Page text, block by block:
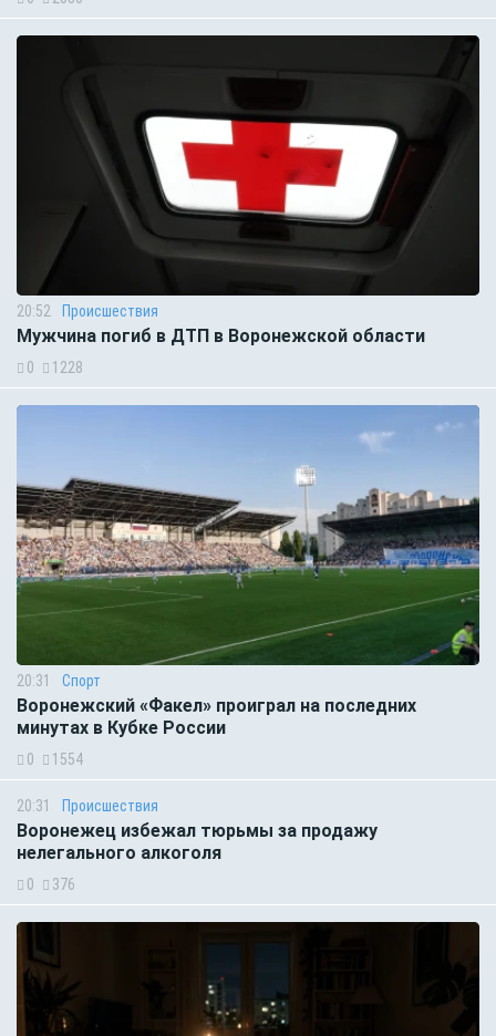
20:52 Происшествия
Мужчина погиб в ДТП в Воронежской области
0 1228
20:31 Спорт
Воронежский «Факел» проиграл на последних
минутах в Кубке России
0 1554
20:31 Происшествия
Воронежец избежал тюрьмы за продажу
нелегального алкоголя
0 376